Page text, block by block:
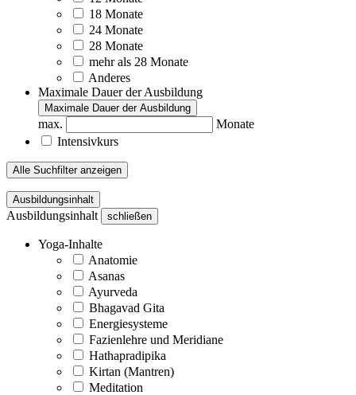
18 Monate
24 Monate
28 Monate
mehr als 28 Monate
Anderes
Maximale Dauer der Ausbildung
Maximale Dauer der Ausbildung
max.
Monate
Intensivkurs
Alle Suchfilter anzeigen
Ausbildungsinhalt
Ausbildungsinhalt schließen
Yoga-Inhalte
Anatomie
Asanas
Ayurveda
Bhagavad Gita
Energiesysteme
Fazienlehre und Meridiane
Hathapradipika
Kirtan (Mantren)
Meditation